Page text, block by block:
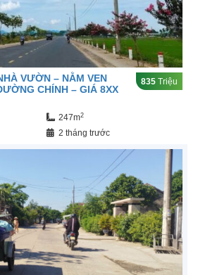
VƯỜN – NẰM VEN
CHÍNH – GIÁ 8XX
835 Triệu
247m2
2 tháng trước